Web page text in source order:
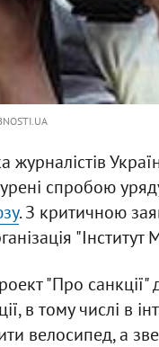
журналістів
спробою
. З критичною
"Про санкції"
в тому числі в
велосипед, а